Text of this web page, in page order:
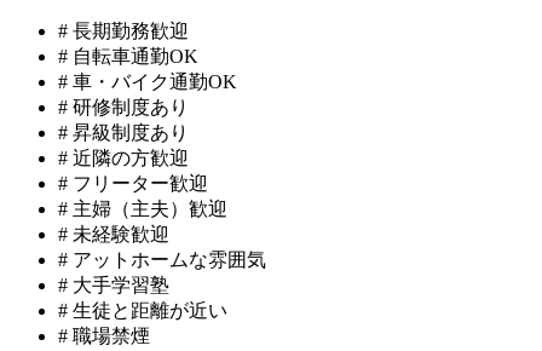
# 長期勤務歓迎
# 自転車通勤OK
# 車・バイク通勤OK
# 研修制度あり
# 昇級制度あり
# 近隣の方歓迎
# フリーター歓迎
# 主婦（主夫）歓迎
# 未経験歓迎
# アットホームな雰囲気
# 大手学習塾
# 生徒と距離が近い
# 職場禁煙